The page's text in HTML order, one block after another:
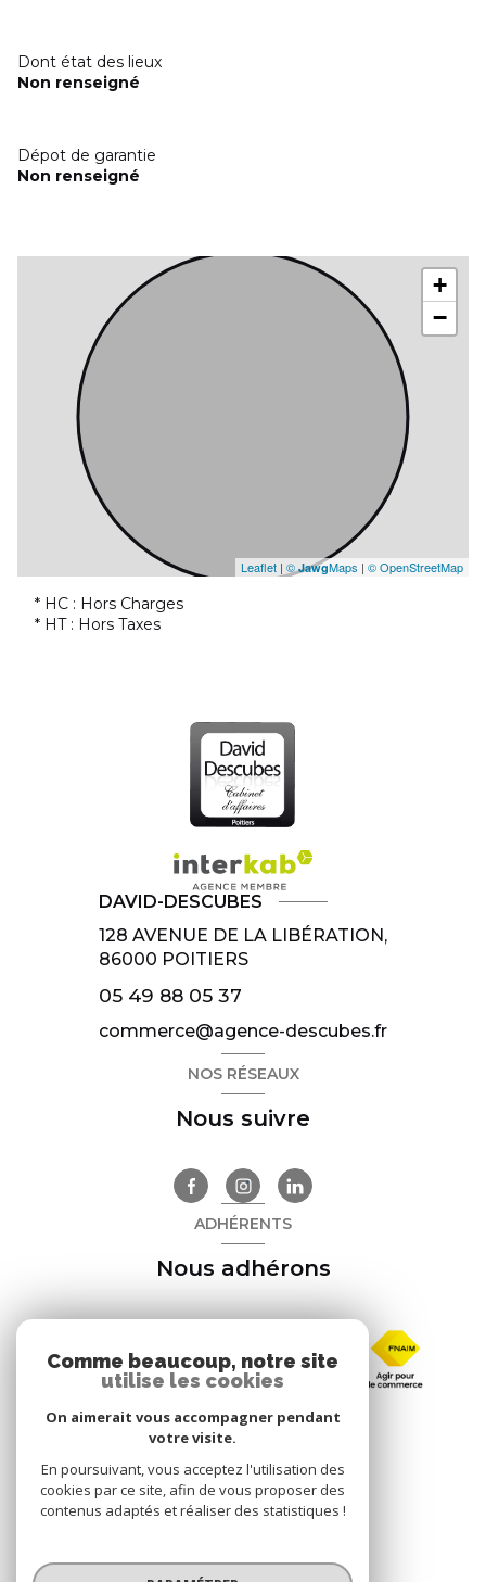
Dont état des lieux
Non renseigné
Dépot de garantie
Non renseigné
+
−
Leaflet | ©JawgMaps | © OpenStreetMap
* HC : Hors Charges
* HT : Hors Taxes
DAVID-DESCUBES
128 AVENUE DE LA LIBÉRATION,
86000 POITIERS
05 49 88 05 37
commerce@agence-descubes.fr
NOS RÉSEAUX
Nous suivre
ADHÉRENTS
Nous adhérons
© 2026 | Tous droits réservés
Comme beaucoup, notre site
utilise les cookies
On aimerait vous accompagner pendant
votre visite.
En poursuivant, vous acceptez l'utilisation des
cookies par ce site, afin de vous proposer des
contenus adaptés et réaliser des statistiques !